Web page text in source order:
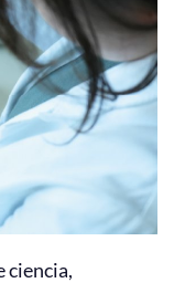
ciencia,